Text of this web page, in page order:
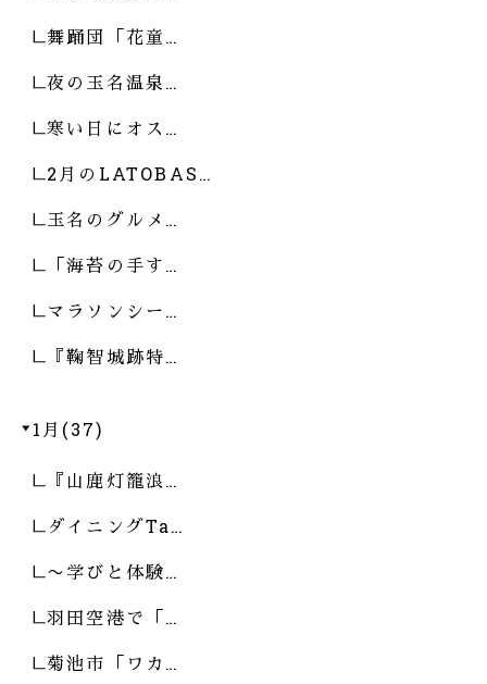
舞踊団「花童…
夜の玉名温泉…
寒い日にオス…
2月のLATOBAS…
玉名のグルメ…
「海苔の手す…
マラソンシー…
『鞠智城跡特…
1月(37)
『山鹿灯籠浪…
ダイニングTa…
〜学びと体験…
羽田空港で「…
菊池市「ワカ…